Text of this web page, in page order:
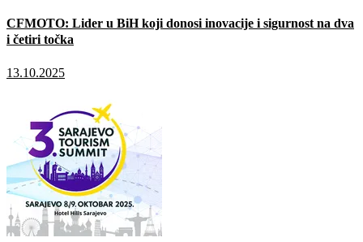
CFMOTO: Lider u BiH koji donosi inovacije i sigurnost na dva
i četiri točka
13.10.2025